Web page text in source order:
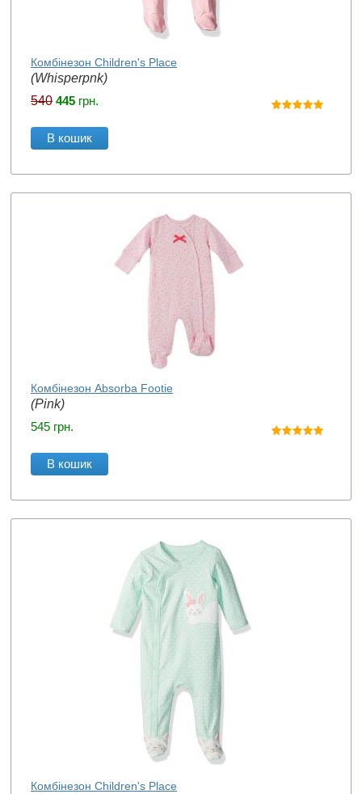
Комбінезон Children's Place
(Whisperpnk)
540 445 грн.
В кошик
Комбінезон Absorba Footie
(Pink)
545 грн.
В кошик
Комбінезон Children's Place